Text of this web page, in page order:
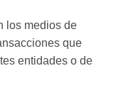
los medios de
que
entidades o de